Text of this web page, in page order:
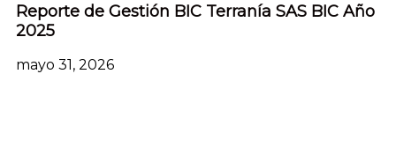
Reporte de Gestión BIC Terranía SAS BIC Año
2025
mayo 31, 2026